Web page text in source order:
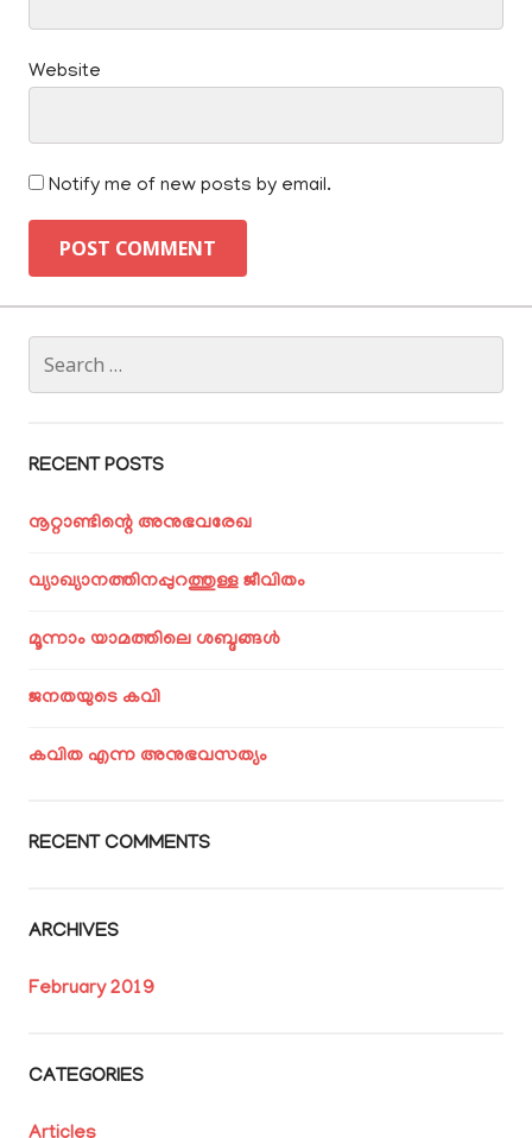
Website
Notify me of new posts by email.
for:
RECENT POSTS
നൂറ്റാണ്ടിന്റെ അനുഭവരേഖ
വ്യാഖ്യാനത്തിനപ്പുറത്തുള്ള ജീവിതം
മൂന്നാം യാമത്തിലെ ശബ്ദങ്ങൾ
ജനതയുടെ കവി
കവിത എന്ന അനുഭവസത്യം
RECENT COMMENTS
ARCHIVES
February 2019
CATEGORIES